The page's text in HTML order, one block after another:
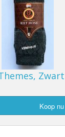
Zwart
Koop nu